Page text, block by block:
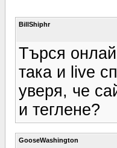
BillShiphr
Търся
така и live
уверя, че
и теглене?
GooseWashington